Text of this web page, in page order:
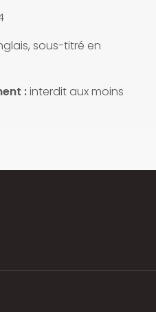
sous-titré en
:interdit aux moins